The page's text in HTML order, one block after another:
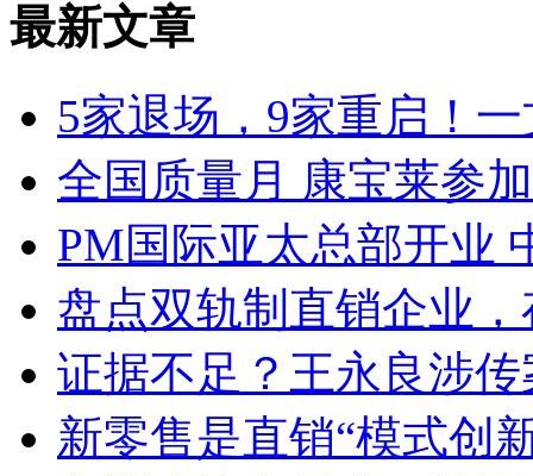
最新文章
5家退场，9家重启！
全国质量月 康宝莱参
PM国际亚太总部开业
盘点双轨制直销企业
证据不足？王永良涉
新零售是直销“模式创